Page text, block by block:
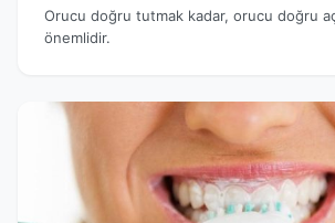
Orucu doğru tutmak kadar, orucu doğru
önemlidir.